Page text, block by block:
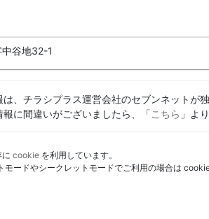
谷地32-1
は、チラシプラス運営会社のセブンネットが
に間違いがございましたら、「こちら 」よ
cookie を利用しています。
モードやシークレットモードでご利用の場合は